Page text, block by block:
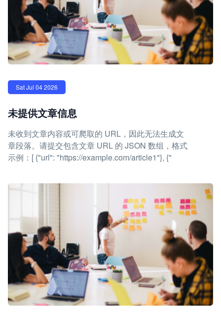
Sat Jul 04 2026
未提供文章信息
未收到文章内容或可爬取的 URL，因此无法生成文
章段落。请提交包含文章 URL 的 JSON 数组，格式
示例：[ {"url": "https://example.com/article1"}, {"